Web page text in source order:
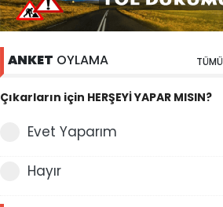
ANKET OYLAMA TÜMÜ
Çıkarların için HERŞEYİ YAPAR MISIN?
Evet Yaparım
Hayır